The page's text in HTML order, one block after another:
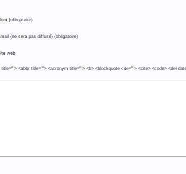
(obligatoire)
(ne sera pas diffusé) (obligatoire)
web
<abbr title=""> <acronym title=""> <b> <blockquote cite=""> <cite> <code> <del